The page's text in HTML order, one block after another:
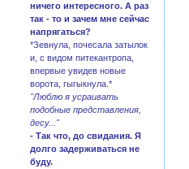
ничего интересного. А раз
так - то и зачем мне сейчас
напрягаться?
*Зевнула, почесала затылок
и, с видом питекантропа,
впервые увидев новые
ворота, гыгыкнула.*
"Люблю я усраивать
подобные представления,
десу..."
- Так что, до свидания. Я
долго задерживаться не
буду.